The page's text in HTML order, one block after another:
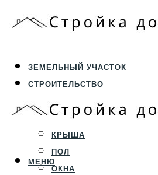
ЗЕМЕЛЬНЫЙ УЧАСТОК
СТРОИТЕЛЬСТВО
ФУНДАМЕНТ И ЦОКОЛЬ
ПЕРЕКРЫТИЯ И СТЕНЫ
КРЫША
ПОЛ
ОКНА
МЕНЮ